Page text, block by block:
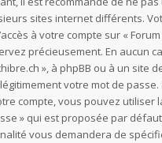
sites internet différents.
à votre compte sur «
précieusement. En aucun
», à phpBB ou à un site
votre mot de passe.
compte, vous pouvez utiliser
» qui est proposée par
vous demandera de